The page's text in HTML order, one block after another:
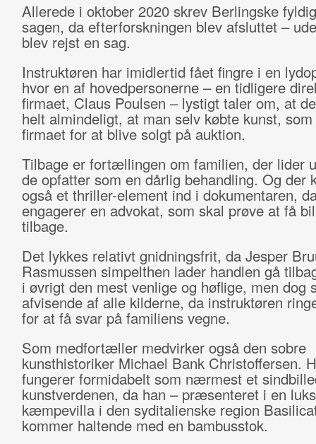
Allerede i oktober 2020 skrev Berlingske
sagen, da efterforskningen blev afsluttet –
blev rejst en sag.
Instruktøren har imidlertid fået fingre i en
hvor en af hovedpersonerne – en tidligere
firmaet, Claus Poulsen – lystigt taler om, at
helt almindeligt, at man selv købte kunst,
firmaet for at blive solgt på auktion.
Tilbage er fortællingen om familien, der lider
de opfatter som en dårlig behandling. Og der
også et thriller-element ind i dokumentaren,
engagerer en advokat, som skal prøve at få
tilbage.
Det lykkes relativt gnidningsfrit, da Jesper
Rasmussen simpelthen lader handlen gå
i øvrigt den mest venlige og høflige, men dog
afvisende af alle kilderne, da instruktøren
for at få svar på familiens vegne.
Som medfortæller medvirker også den sobre
kunsthistoriker Michael Bank Christoffersen.
fungerer formidabelt som nærmest et
kunstverdenen, da han – præsenteret i en
kæmpevilla i den syditalienske region
kommer haltende med en bambusstok.